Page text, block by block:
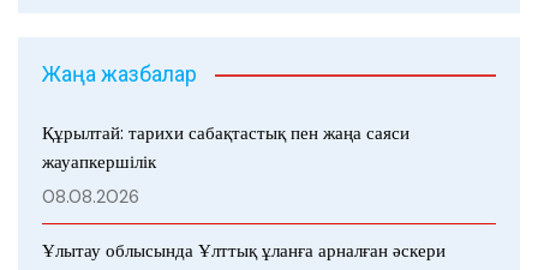
Жаңа жазбалар
Құрылтай: тарихи сабақтастық пен жаңа саяси
жауапкершілік
08.08.2026
Ұлытау облысында Ұлттық ұланға арналған әскери